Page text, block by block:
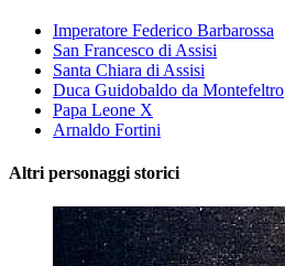
Imperatore Federico Barbarossa
San Francesco di Assisi
Santa Chiara di Assisi
Duca Guidobaldo da Montefeltro
Papa Leone X
Arnaldo Fortini
Altri personaggi storici